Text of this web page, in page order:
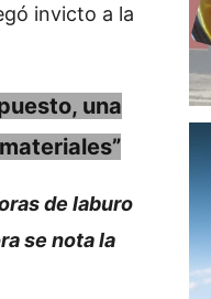
invicto a la
una
de laburo
se nota la